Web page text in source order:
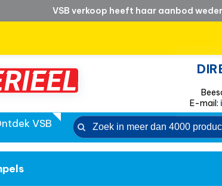
VSB verkoop heeft haar aanbod
E-mail:
VSB